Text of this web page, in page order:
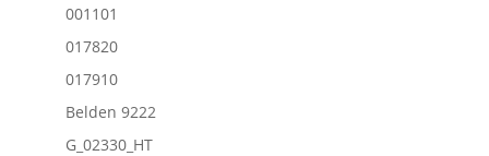
001101
017820
017910
Belden 9222
G_02330_HT